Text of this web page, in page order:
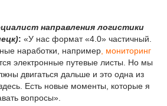
направления логистики
: «У нас формат «4.0» частичный.
наработки, например , мониторинг
электронные путевые листы. Но мы
двигаться дальше и это одна из
Есть новые моменты, которые я
вопросы».